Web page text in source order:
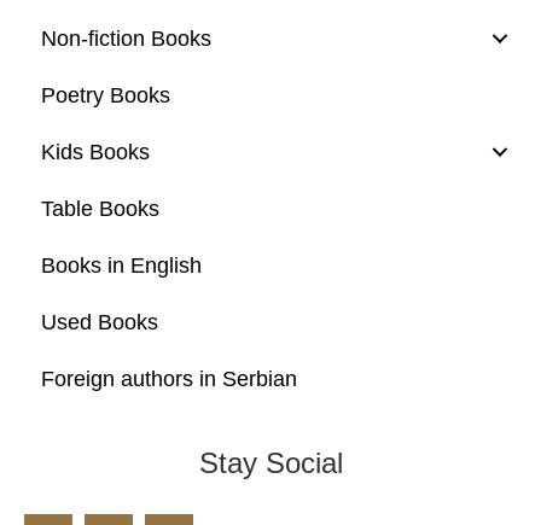
Non-fiction Books
Poetry Books
Kids Books
Table Books
Books in English
Used Books
Foreign authors in Serbian
Stay Social